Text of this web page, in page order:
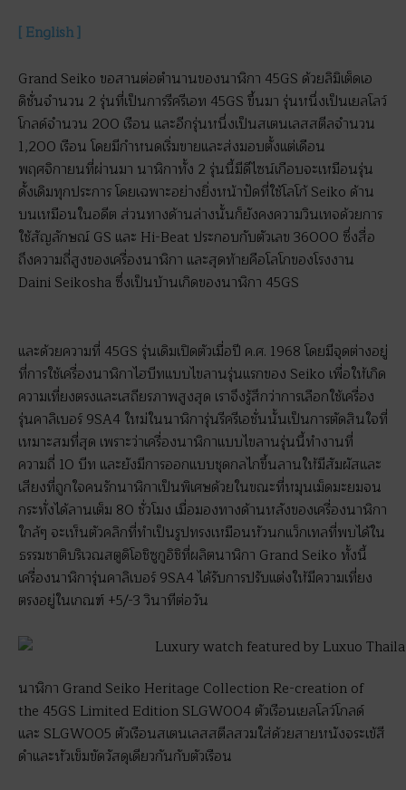
[ English ]
Grand Seiko ขอสานต่อตำนานของนาฬิกา 45GS ด้วยลิมิเต็ดเอ
ดิชั่นจำนวน 2 รุ่นที่เป็นการรีครีเอท 45GS ขึ้นมา รุ่นหนึ่งเป็นเยลโลว์
โกลด์จำนวน 200 เรือน และอีกรุ่นหนึ่งเป็นสเตนเลสสตีลจำนวน
1,200 เรือน โดยมีกำหนดเริ่มขายและส่งมอบตั้งแต่เดือน
พฤศจิกายนที่ผ่านมา นาฬิกาทั้ง 2 รุ่นนี้มีดีไซน์เกือบจะเหมือนรุ่น
ดั้งเดิมทุกประการ โดยเฉพาะอย่างยิ่งหน้าปัดที่ใช้โลโก้ Seiko ด้าน
บนเหมือนในอดีต ส่วนทางด้านล่างนั้นก็ยังคงความวินเทจด้วยการ
ใช้สัญลักษณ์ GS และ Hi-Beat ประกอบกับตัวเลข 36000 ซึ่งสื่อ
ถึงความถี่สูงของเครื่องนาฬิกา และสุดท้ายคือโลโกของโรงงาน
Daini Seikosha ซึ่งเป็นบ้านเกิดของนาฬิกา 45GS
และด้วยความที่ 45GS รุ่นเดิมเปิดตัวเมื่อปี ค.ศ. 1968 โดยมีจุดต่างอยู่
ที่การใช้เครื่องนาฬิกาไฮบีทแบบไขลานรุ่นแรกของ Seiko เพื่อให้เกิด
ความเที่ยงตรงและเสถียรภาพสูงสุด เราจึงรู้สึกว่าการเลือกใช้เครื่อง
รุ่นคาลิเบอร์ 9SA4 ใหม่ในนาฬิการุ่นรีครีเอชั่นนั้นเป็นการตัดสินใจที่
เหมาะสมที่สุด เพราะว่าเครื่องนาฬิกาแบบไขลานรุ่นนี้ทำงานที่
ความถี่ 10 บีท และยังมีการออกแบบชุดกลไกขึ้นลานให้มีสัมผัสและ
เสียงที่ถูกใจคนรักนาฬิกาเป็นพิเศษด้วยในขณะที่หมุนเม็ดมะยมจน
กระทั่งได้ลานเต็ม 80 ชั่วโมง เมื่อมองทางด้านหลังของเครื่องนาฬิกา
ใกล้ๆ จะเห็นตัวคลิกที่ทำเป็นรูปทรงเหมือนหัวนกแว็กเทลที่พบได้ใน
ธรรมชาติบริเวณสตูดิโอชิซูกูอิชิที่ผลิตนาฬิกา Grand Seiko ทั้งนี้
เครื่องนาฬิการุ่นคาลิเบอร์ 9SA4 ได้รับการปรับแต่งให้มีความเที่ยง
ตรงอยู่ในเกณฑ์ +5/-3 วินาทีต่อวัน
นาฬิกา Grand Seiko Heritage Collection Re-creation of
the 45GS Limited Edition SLGW004 ตัวเรือนเยลโลว์โกลด์
และ SLGW005 ตัวเรือนสเตนเลสสตีลสวมใส่ด้วยสายหนังจระเข้สี
ดำและหัวเข็มขัดวัสดุเดียวกันกับตัวเรือน